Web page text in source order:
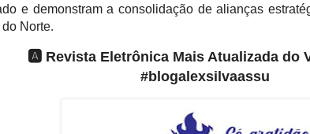
e demonstram a consolidação de alianças
Norte.
🅰️ Revista Eletrônica Mais Atualizada do
#blogalexsilvaassu